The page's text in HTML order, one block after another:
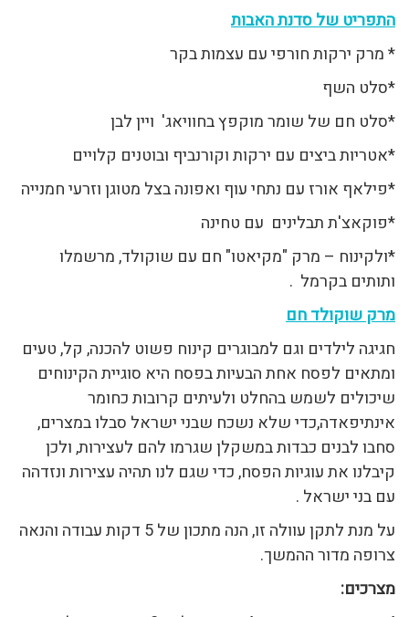
התפריט של סדנת האבות
* מרק ירקות חורפי עם עצמות בקר
*סלט השף
*סלט חם של שומר מוקפץ בחוויאג' ויין לבן
*אטריות ביצים עם ירקות וקורנביף ובוטנים קלויים
*פילאף אורז עם נתחי עוף ואפונה בצל מטוגן וזרעי חמנייה
*פוקאצ'ת תבלינים עם טחינה
*ולקינוח – מרק "מקיאטו" חם עם שוקולד, מרשמלו
ותותים בקרמל .
מרק שוקולד חם
חגיגה לילדים וגם למבוגרים קינוח פשוט להכנה, קל, טעים
ומתאים לפסח אחת הבעיות בפסח היא סוגיית הקינוחים
שיכולים לשמש בהחלט ולעיתים קרובות כחומר
אינתיפאדה,כדי שלא נשכח שבני ישראל סבלו במצרים,
סחבו לבנים כבדות במשקלן שגרמו להם לעצירות, ולכן
קיבלנו את עוגיות הפסח, כדי שגם לנו תהיה עצירות ונזדהה
עם בני ישראל .
על מנת לתקן עוולה זו, הנה מתכון של 5 דקות עבודה והנאה
צרופה מדור ההמשך.
מצרכים: